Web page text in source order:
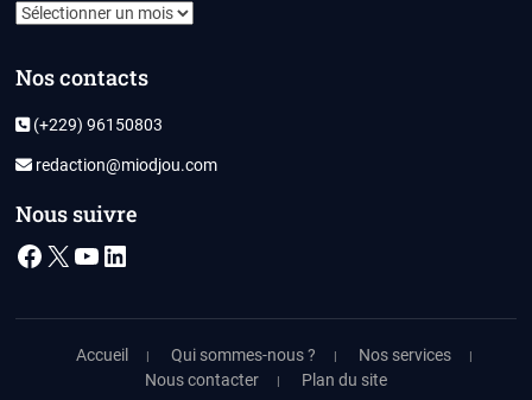
Nos contacts
(+229) 96150803
redaction@miodjou.com
Nous suivre
Facebook
X YouTube
LinkedIn
Accueil Qui sommes-nous ?
Nos services
Nous contacter
Plan du site